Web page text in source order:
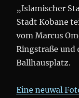
„Islamischer
Stadt Kobane
vom Marcus
Ringstraße und
Ballhausplatz.
Eine neuwal